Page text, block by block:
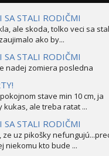
SA STALI RODIČMI
ale skoda, tolko veci sa
ako by...
SA STALI RODIČMI
nadej zomiera posledna
stave min 10 cm, ja
kukas, ale treba ratat ...
SA STALI RODIČMI
ze uz pikošky
niekomu kto bude ...